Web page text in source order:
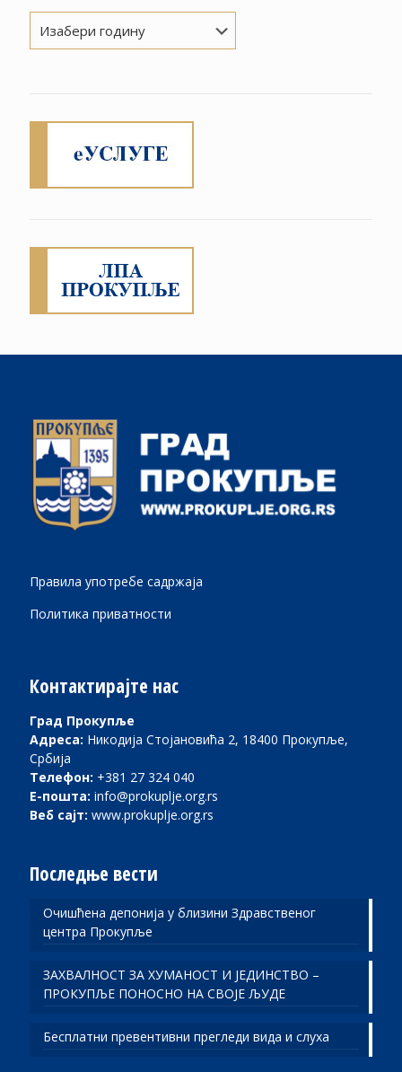
Правила употребе садржаја
Политика приватности
Контактирајте нас
Град Прокупље
Адреса: Никодија Стојановића 2, 18400 Прокупље,
Србија
Телефон: +381 27 324 040
Е-пошта: info@prokuplje.org.rs
Веб сајт: www.prokuplje.org.rs
Последње вести
Очишћена депонија у близини Здравственог
центра Прокупље
ЗАХВАЛНОСТ ЗА ХУМАНОСТ И ЈЕДИНСТВО –
ПРОКУПЉЕ ПОНОСНО НА СВОЈЕ ЉУДЕ
Бесплатни превентивни прегледи вида и слуха